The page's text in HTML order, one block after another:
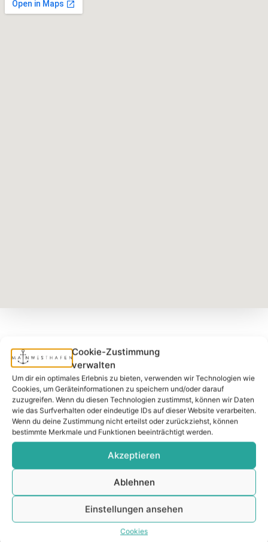
Cookie-Zustimmung
verwalten
Um dir ein optimales Erlebnis zu bieten, verwenden wir Technologien wie
Cookies, um Geräteinformationen zu speichern und/oder darauf
zuzugreifen. Wenn du diesen Technologien zustimmst, können wir Daten
wie das Surfverhalten oder eindeutige IDs auf dieser Website verarbeiten.
Wenn du deine Zustimmung nicht erteilst oder zurückziehst, können
bestimmte Merkmale und Funktionen beeinträchtigt werden.
Akzeptieren
Ablehnen
Einstellungen ansehen
Cookies
You'll find us here.
Adress
Mainwesthafen Immobilien
60327 Frankfurt
Phone